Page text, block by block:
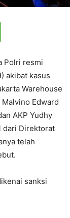
Polri resmi
akibat kasus
Warehouse
Edward
AKP Yudhy
dari Direktorat
telah
sanksi